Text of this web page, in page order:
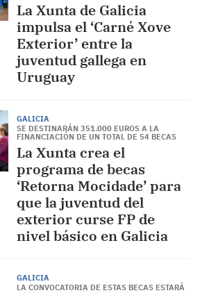
La Xunta de Galicia
impulsa el ‘Carné Xove
Exterior’ entre la
juventud gallega en
Uruguay
GALICIA
SE DESTINARÁN 351.000 EUROS A LA
FINANCIACIÓN DE UN TOTAL DE 54 BECAS
La Xunta crea el
programa de becas
‘Retorna Mocidade’ para
que la juventud del
exterior curse FP de
nivel básico en Galicia
GALICIA
LA CONVOCATORIA DE ESTAS BECAS ESTARÁ